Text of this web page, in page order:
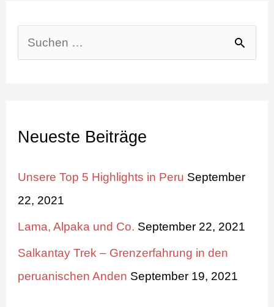
e
c
h
:
Neueste Beiträge
Unsere Top 5 Highlights in Peru September
22, 2021
Lama, Alpaka und Co. September 22, 2021
Salkantay Trek – Grenzerfahrung in den
peruanischen Anden September 19, 2021